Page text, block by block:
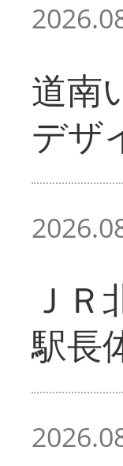
道南
デザ
Ｊ
駅長